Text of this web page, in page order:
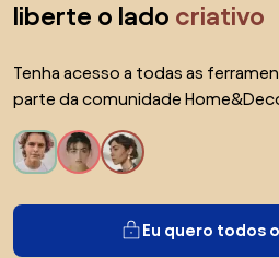
liberte o lado criativo
Tenha acesso a todas as
parte da comunidade
Eu quero todos